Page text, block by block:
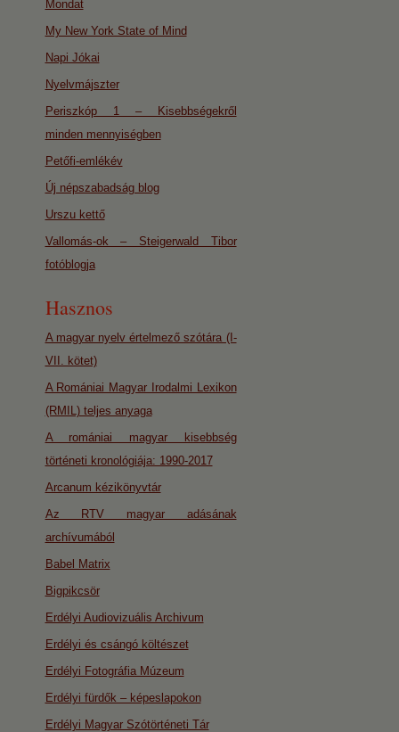
Mondat
My New York State of Mind
Napi Jókai
Nyelvmájszter
Periszkóp 1 – Kisebbségekről
minden mennyiségben
Petőfi-emlékév
Új népszabadság blog
Urszu kettő
Vallomás-ok – Steigerwald Tibor
fotóblogja
Hasznos
A magyar nyelv értelmező szótára (I-
VII. kötet)
A Romániai Magyar Irodalmi Lexikon
(RMIL) teljes anyaga
A romániai magyar kisebbség
történeti kronológiája: 1990-2017
Arcanum kézikönyvtár
Az RTV magyar adásának
archívumából
Babel Matrix
Bigpikcsör
Erdélyi Audiovizuális Archivum
Erdélyi és csángó költészet
Erdélyi Fotográfia Múzeum
Erdélyi fürdők – képeslapokon
Erdélyi Magyar Szótörténeti Tár